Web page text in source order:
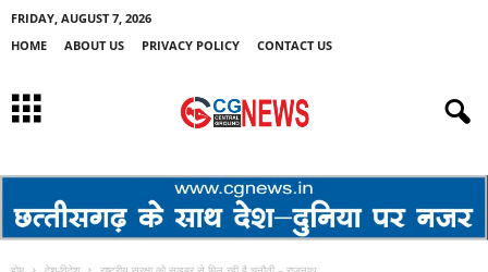
FRIDAY, AUGUST 7, 2026
HOME
ABOUT US PRIVACY POLICY CONTACT US